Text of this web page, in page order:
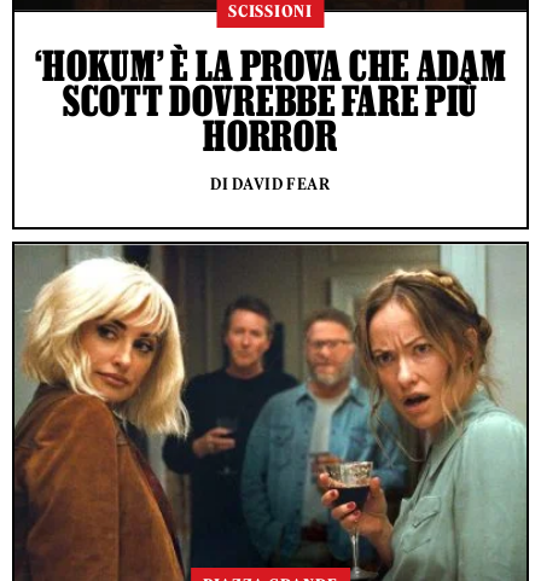
SCISSIONI
‘HOKUM’ È LA PROVA CHE ADAM
SCOTT DOVREBBE FARE PIÙ
HORROR
DI DAVID FEAR